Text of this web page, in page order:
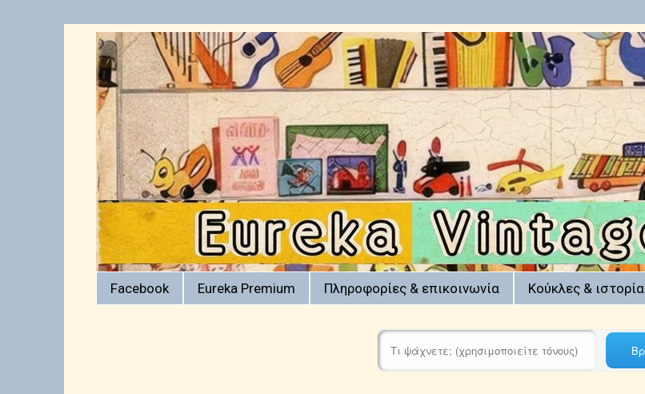
Facebook Eureka Premium Πληροφορίες & επικοινωνία Κούκλες & ιστορία